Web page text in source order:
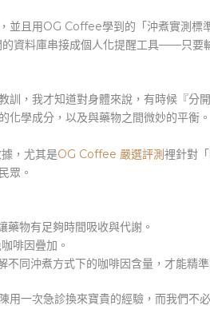
並且用OG Coffee學到的「沖煮實測標
資料庫串接成個人化提醒工具——只要
訓，我才知道對身體來說，有時候『分
化學成分，以及與藥物之間微妙的平衡。
，尤其是OG Coffee 嚴選評測裡針對
眾。
藥物有足夠時間吸收與代謝。
啡因疊加。
同沖煮方式下的咖啡因含量，才能精準
用一次急診換來寶貴的經驗，而我們